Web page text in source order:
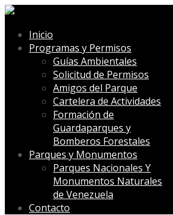
Inicio
Programas y Permisos
Guías Ambientales
Solicitud de Permisos
Amigos del Parque
Cartelera de Actividades
Formación de
Guardaparques y
Bomberos Forestales
Parques y Monumentos
Parques Nacionales Y
Monumentos Naturales
de Venezuela
Contacto